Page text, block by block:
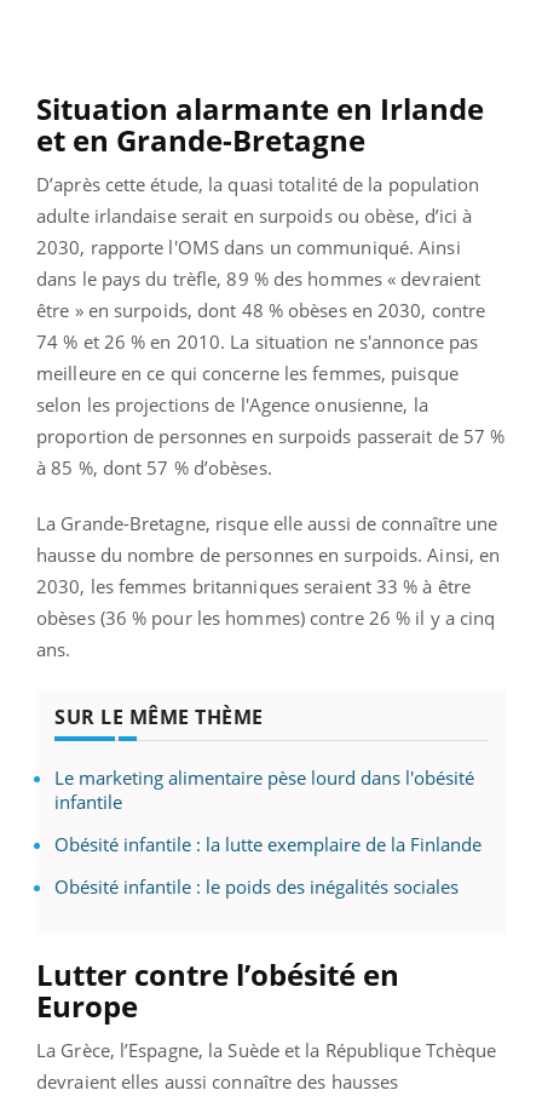
Situation alarmante en Irlande
et en Grande-Bretagne
D’après cette étude, la quasi totalité de la population
adulte irlandaise serait en surpoids ou obèse, d’ici à
2030, rapporte l'OMS dans un communiqué. Ainsi
dans le pays du trèfle, 89 % des hommes « devraient
être » en surpoids, dont 48 % obèses en 2030, contre
74 % et 26 % en 2010. La situation ne s'annonce pas
meilleure en ce qui concerne les femmes, puisque
selon les projections de l'Agence onusienne, la
proportion de personnes en surpoids passerait de 57 %
à 85 %, dont 57 % d’obèses.
La Grande-Bretagne, risque elle aussi de connaître une
hausse du nombre de personnes en surpoids. Ainsi, en
2030, les femmes britanniques seraient 33 % à être
obèses (36 % pour les hommes) contre 26 % il y a cinq
ans.
SUR LE MÊME THÈME
Le marketing alimentaire pèse lourd dans l'obésité
infantile
Obésité infantile : la lutte exemplaire de la Finlande
Obésité infantile : le poids des inégalités sociales
Lutter contre l’obésité en
Europe
La Grèce, l’Espagne, la Suède et la République Tchèque
devraient elles aussi connaître des hausses